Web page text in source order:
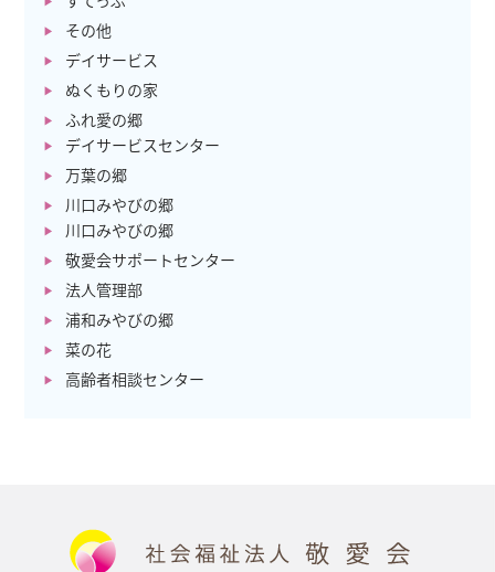
その他
デイサービス
ぬくもりの家
ふれ愛の郷
デイサービスセンター
万葉の郷
川口みやびの郷
川口みやびの郷
敬愛会サポートセンター
法人管理部
浦和みやびの郷
菜の花
高齢者相談センター